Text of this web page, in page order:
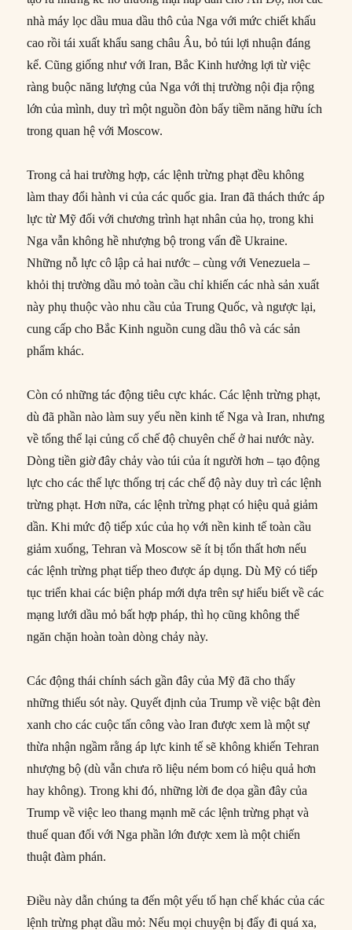
nhà máy lọc dầu mua dầu thô của Nga với mức chiết khấu
cao rồi tái xuất khẩu sang châu Âu, bỏ túi lợi nhuận đáng
kể. Cũng giống như với Iran, Bắc Kinh hưởng lợi từ việc
ràng buộc năng lượng của Nga với thị trường nội địa rộng
lớn của mình, duy trì một nguồn đòn bẩy tiềm năng hữu ích
trong quan hệ với Moscow.
Trong cả hai trường hợp, các lệnh trừng phạt đều không
làm thay đổi hành vi của các quốc gia. Iran đã thách thức áp
lực từ Mỹ đối với chương trình hạt nhân của họ, trong khi
Nga vẫn không hề nhượng bộ trong vấn đề Ukraine.
Những nỗ lực cô lập cả hai nước – cùng với Venezuela –
khỏi thị trường dầu mỏ toàn cầu chỉ khiến các nhà sản xuất
này phụ thuộc vào nhu cầu của Trung Quốc, và ngược lại,
cung cấp cho Bắc Kinh nguồn cung dầu thô và các sản
phẩm khác.
Còn có những tác động tiêu cực khác. Các lệnh trừng phạt,
dù đã phần nào làm suy yếu nền kinh tế Nga và Iran, nhưng
về tổng thể lại củng cố chế độ chuyên chế ở hai nước này.
Dòng tiền giờ đây chảy vào túi của ít người hơn – tạo động
lực cho các thế lực thống trị các chế độ này duy trì các lệnh
trừng phạt. Hơn nữa, các lệnh trừng phạt có hiệu quả giảm
dần. Khi mức độ tiếp xúc của họ với nền kinh tế toàn cầu
giảm xuống, Tehran và Moscow sẽ ít bị tổn thất hơn nếu
các lệnh trừng phạt tiếp theo được áp dụng. Dù Mỹ có tiếp
tục triển khai các biện pháp mới dựa trên sự hiểu biết về các
mạng lưới dầu mỏ bất hợp pháp, thì họ cũng không thể
ngăn chặn hoàn toàn dòng chảy này.
Các động thái chính sách gần đây của Mỹ đã cho thấy
những thiếu sót này. Quyết định của Trump về việc bật đèn
xanh cho các cuộc tấn công vào Iran được xem là một sự
thừa nhận ngầm rằng áp lực kinh tế sẽ không khiến Tehran
nhượng bộ (dù vẫn chưa rõ liệu ném bom có hiệu quả hơn
hay không). Trong khi đó, những lời đe dọa gần đây của
Trump về việc leo thang mạnh mẽ các lệnh trừng phạt và
thuế quan đối với Nga phần lớn được xem là một chiến
thuật đàm phán.
Điều này dẫn chúng ta đến một yếu tố hạn chế khác của các
lệnh trừng phạt dầu mỏ: Nếu mọi chuyện bị đẩy đi quá xa,